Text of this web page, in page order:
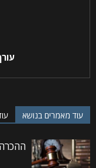
עוד מאמרים בנושא